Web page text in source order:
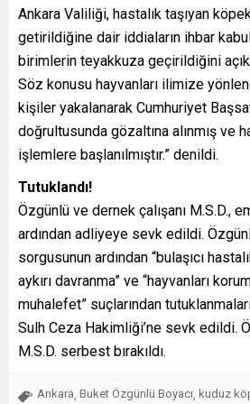
Ankara Valiliği, hastalık taşıyan
getirildiğine dair iddiaların ihbar
birimlerin teyakkuza geçirildiğini
Söz konusu hayvanları ilimize
kişiler yakalanarak Cumhuriyet
doğrultusunda gözaltına alınmış ve
işlemlere başlanılmıştır.” denildi.
Tutuklandı!
Özgünlü ve dernek çalışanı M.S.D.,
ardından adliyeye sevk edildi.
sorgusunun ardından “bulaşıcı
aykırı davranma” ve “hayvanları
muhalefet” suçlarından
Sulh Ceza Hakimliği’ne sevk edildi.
M.S.D. serbest bırakıldı.
Ankara Buket Özgünlü Boyacı kuduz